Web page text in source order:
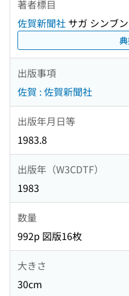
著者標目
佐賀新聞社 サガ シンブ
出版事項
佐賀 : 佐賀新聞社
出版年月日等
1983.8
出版年（W3CDTF）
1983
数量
992p 図版16枚
大きさ
30cm